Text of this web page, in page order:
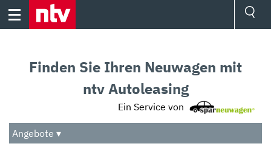
Skip
Audio
Das Beste
Finden Sie Ihren Neuwagen mit
ntv Autoleasing
Ein Service von
Angebote ▾